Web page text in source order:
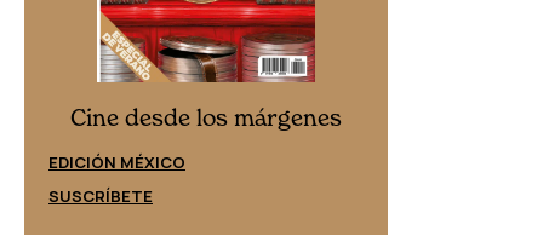
Cine desde los márgenes
EDICIÓN MÉXICO
SUSCRÍBETE